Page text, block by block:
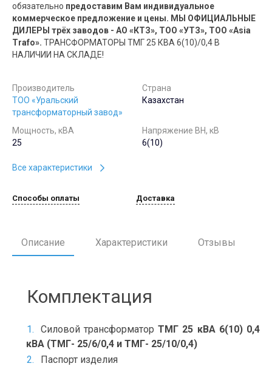
обязательно предоставим Вам индивидуальное
коммерческое предложение и цены. МЫ ОФИЦИАЛЬНЫЕ
ДИЛЕРЫ трёх заводов - АО «КТЗ», ТОО «УТЗ», ТОО «Asia
Trafo». ТРАНСФОРМАТОРЫ ТМГ 25 КВА 6(10)/0,4 В
НАЛИЧИИ НА СКЛАДЕ!
Производитель
ТОО «Уральский
трансформаторный завод»
Страна
Казахстан
Мощность, кВА
25
Напряжение ВН, кВ
6(10)
Все характеристики
Способы оплаты Доставка
Описание Характеристики Отзывы
Комплектация
Силовой трансформаторТМГ 25 кВА 6(10) 0,4
кВА (ТМГ- 25/6/0,4 и ТМГ- 25/10/0,4)
Паспорт изделия